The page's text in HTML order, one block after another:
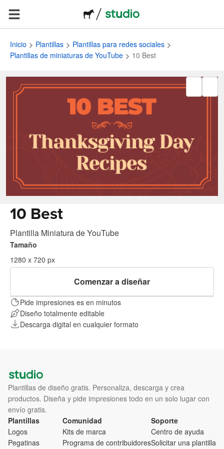
Inicio Plantillas
Plantillas para redes sociales
Plantillas de miniaturas de YouTube
10 Best
10 Best
Plantilla Miniatura de YouTube
Tamaño
1280 x 720 px
Comenzar a diseñar
Pide impresiones es en minutos
Diseño totalmente editable
Descarga digital en cualquier formato
Plantillas de diseño gratis. Personaliza, descarga y crea
productos. Diseña y pide impresiones todo en un solo lugar con
envío gratis.
Plantillas
Logos
Pegatinas
Comunidad
Kits de marca
Programa de contribuidores
Soporte
Centro de ayuda
Solicitar una plantilla